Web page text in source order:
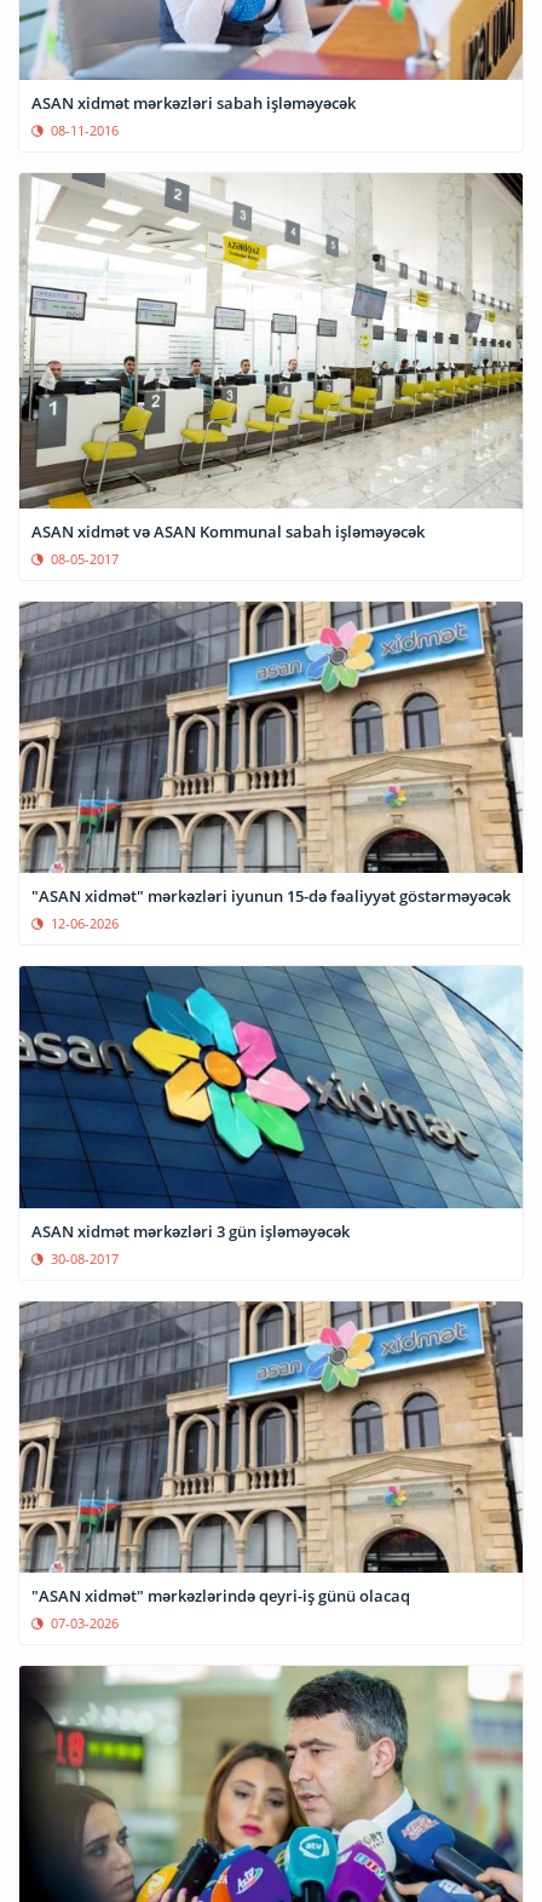
ASAN xidmət mərkəzləri sabah işləməyəcək
08-11-2016
ASAN xidmət və ASAN Kommunal sabah işləməyəcək
08-05-2017
"ASAN xidmət" mərkəzləri iyunun 15-də fəaliyyət göstərməyəcək
12-06-2026
ASAN xidmət mərkəzləri 3 gün işləməyəcək
30-08-2017
"ASAN xidmət" mərkəzlərində qeyri-iş günü olacaq
07-03-2026